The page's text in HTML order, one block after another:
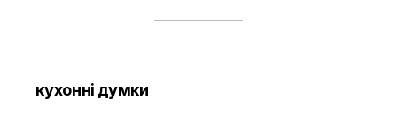
кухонні думки